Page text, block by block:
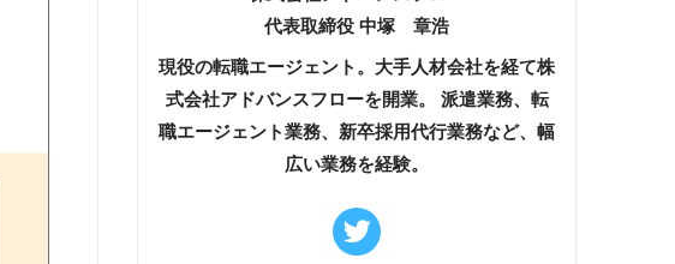
代表取締役 中塚 章浩
現役の転職エージェント。大手人材会社を経て株
式会社アドバンスフローを開業。 派遣業務、転
職エージェント業務、新卒採用代行業務など、幅
広い業務を経験。